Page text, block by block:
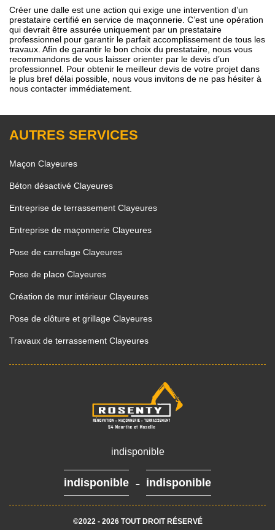
Créer une dalle est une action qui exige une intervention d’un
prestataire certifié en service de maçonnerie. C’est une opération
qui devrait être assurée uniquement par un prestataire
professionnel pour garantir le parfait accomplissement de tous les
travaux. Afin de garantir le bon choix du prestataire, nous vous
recommandons de vous laisser orienter par le devis d’un
professionnel. Pour obtenir le meilleur devis de votre projet dans
le plus bref délai possible, nous vous invitons de ne pas hésiter à
nous contacter immédiatement.
AUTRES SERVICES
Maçon Clayeures
Béton désactivé Clayeures
Entreprise de terrassement Clayeures
Entreprise de maçonnerie Clayeures
Pose de carrelage Clayeures
Pose de placo Clayeures
Création de mur intérieur Clayeures
Pose de clôture et grillage Clayeures
Travaux de terrassement Clayeures
indisponible
indisponible - indisponible
©2022 - 2026 TOUT DROIT RÉSERVÉ